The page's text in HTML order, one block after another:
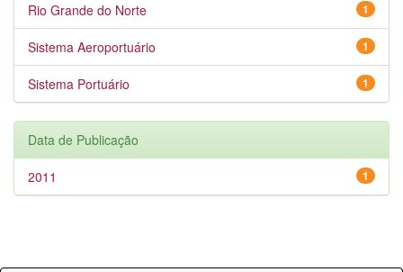
1
Rio Grande do Norte
1
Sistema Aeroportuário
1
Sistema Portuário
Data de Publicação
1
2011